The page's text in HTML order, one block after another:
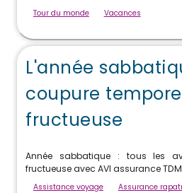
Tour du monde
Vacances
L'année
coupure
fructueuse
Année sabbatique : tous les
fructueuse avec AVI assurance
Assistance voyage
Assurance